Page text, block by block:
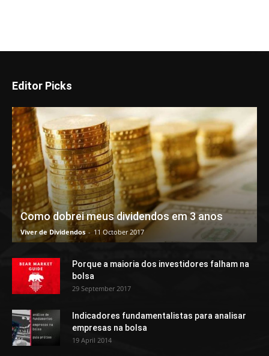
Editor Picks
Como dobrei meus dividendos em 3 anos
Viver de Dividendos - 11 October 2017
Porque a maioria dos investidores falham na
bolsa
29 September 2017
Indicadores fundamentalistas para analisar
empresas na bolsa
19 April 2014